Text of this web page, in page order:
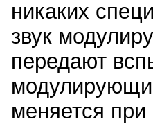
никаких
звук
передают
меняется